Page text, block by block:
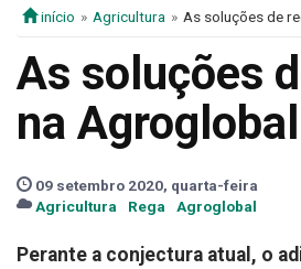
início Agricultura As soluções de
As soluções
na
09 setembro 2020, quarta-feira
Agricultura
Rega Agroglobal
Perante a conjectura atual, o